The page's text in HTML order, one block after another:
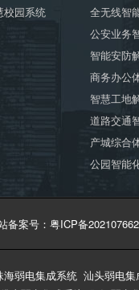
校园系统
全无线智
公安业务
智能安防
商务办公
智慧工地
道路交通
产城综合
公园智能
备案号：粤ICP备
海弱电集成系统 汕头弱电集